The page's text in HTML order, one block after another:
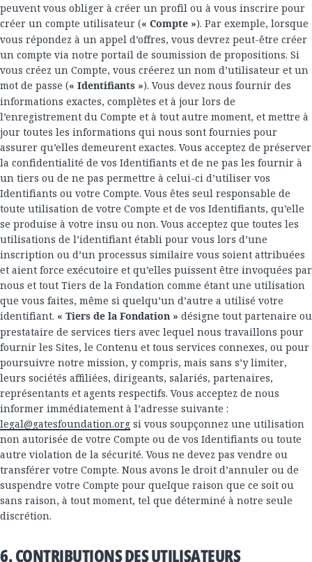
peuvent vous obliger à créer un profil ou à vous inscrire pour
créer un compte utilisateur (« Compte »). Par exemple, lorsque
vous répondez à un appel d’offres, vous devrez peut-être créer
un compte via notre portail de soumission de propositions. Si
vous créez un Compte, vous créerez un nom d’utilisateur et un
mot de passe (« Identifiants »). Vous devez nous fournir des
informations exactes, complètes et à jour lors de
l’enregistrement du Compte et à tout autre moment, et mettre à
jour toutes les informations qui nous sont fournies pour
assurer qu’elles demeurent exactes. Vous acceptez de préserver
la confidentialité de vos Identifiants et de ne pas les fournir à
un tiers ou de ne pas permettre à celui-ci d’utiliser vos
Identifiants ou votre Compte. Vous êtes seul responsable de
toute utilisation de votre Compte et de vos Identifiants, qu’elle
se produise à votre insu ou non. Vous acceptez que toutes les
utilisations de l’identifiant établi pour vous lors d’une
inscription ou d’un processus similaire vous soient attribuées
et aient force exécutoire et qu’elles puissent être invoquées par
nous et tout Tiers de la Fondation comme étant une utilisation
que vous faites, même si quelqu’un d’autre a utilisé votre
identifiant. « Tiers de la Fondation » désigne tout partenaire ou
prestataire de services tiers avec lequel nous travaillons pour
fournir les Sites, le Contenu et tous services connexes, ou pour
poursuivre notre mission, y compris, mais sans s’y limiter,
leurs sociétés affiliées, dirigeants, salariés, partenaires,
représentants et agents respectifs. Vous acceptez de nous
informer immédiatement à l’adresse suivante :
legal@gatesfoundation.org si vous soupçonnez une utilisation
non autorisée de votre Compte ou de vos Identifiants ou toute
autre violation de la sécurité. Vous ne devez pas vendre ou
transférer votre Compte. Nous avons le droit d’annuler ou de
suspendre votre Compte pour quelque raison que ce soit ou
sans raison, à tout moment, tel que déterminé à notre seule
discrétion.
6. CONTRIBUTIONS DES UTILISATEURS